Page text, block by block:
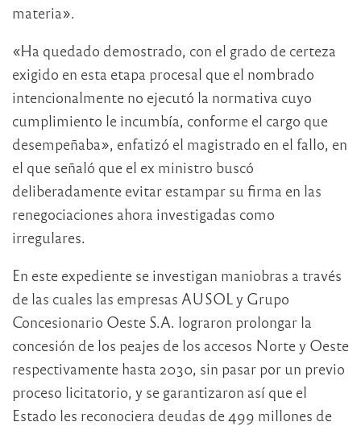
materia».
«Ha quedado demostrado, con el grado de certeza
exigido en esta etapa procesal que el nombrado
intencionalmente no ejecutó la normativa cuyo
cumplimiento le incumbía, conforme el cargo que
desempeñaba», enfatizó el magistrado en el fallo, en
el que señaló que el ex ministro buscó
deliberadamente evitar estampar su firma en las
renegociaciones ahora investigadas como
irregulares.
En este expediente se investigan maniobras a través
de las cuales las empresas AUSOL y Grupo
Concesionario Oeste S.A. lograron prolongar la
concesión de los peajes de los accesos Norte y Oeste
respectivamente hasta 2030, sin pasar por un previo
proceso licitatorio, y se garantizaron así que el
Estado les reconociera deudas de 499 millones de